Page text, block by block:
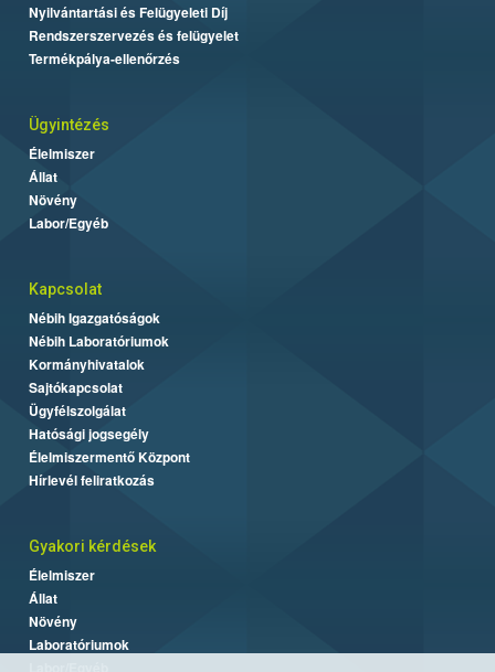
Nyilvántartási és Felügyeleti Díj
Rendszerszervezés és felügyelet
Termékpálya-ellenőrzés
Ügyintézés
Élelmiszer
Állat
Növény
Labor/Egyéb
Kapcsolat
Nébih Igazgatóságok
Nébih Laboratóriumok
Kormányhivatalok
Sajtókapcsolat
Ügyfélszolgálat
Hatósági jogsegély
Élelmiszermentő Központ
Hírlevél feliratkozás
Gyakori kérdések
Élelmiszer
Állat
Növény
Laboratóriumok